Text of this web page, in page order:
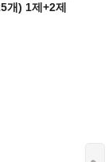
개) 1제+2제